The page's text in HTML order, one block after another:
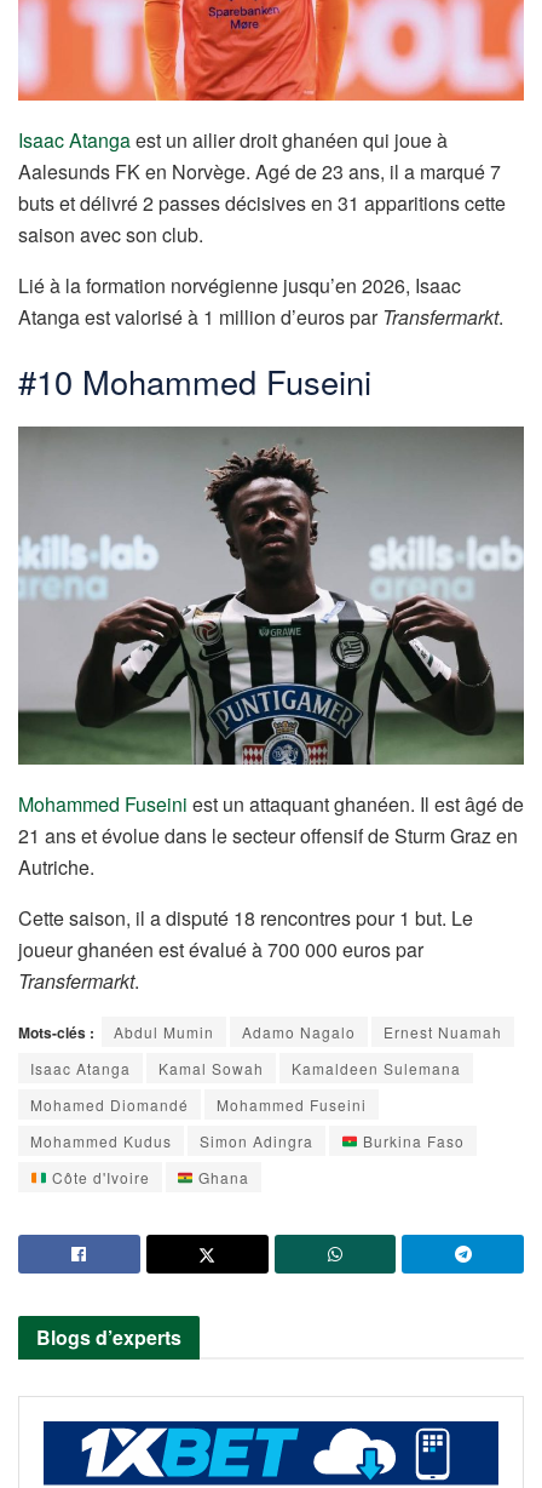
Isaac Atangaest un ailier droit ghanéen qui joue à
Aalesunds FK en Norvège. Agé de 23 ans, il a marqué 7
buts et délivré 2 passes décisives en 31 apparitions cette
saison avec son club.
Lié à la formation norvégienne jusqu’en 2026, Isaac
Atanga est valorisé à 1 million d’euros par Transfermarkt.
#10 Mohammed Fuseini
Mohammed Fuseini est un attaquant ghanéen. Il est âgé de
21 ans et évolue dans le secteur offensif de Sturm Graz en
Autriche.
Cette saison, il a disputé 18 rencontres pour 1 but. Le
joueur ghanéen est évalué à 700 000 euros par
Transfermarkt.
Mots-clés : Abdul Mumin Adamo Nagalo
Ernest Nuamah
Isaac Atanga
Kamal Sowah
Kamaldeen Sulemana
Mohamed Diomandé
Mohammed Fuseini
Mohammed Kudus
Simon Adingra
Burkina Faso
Côte d'Ivoire
Ghana
Blogs d’experts